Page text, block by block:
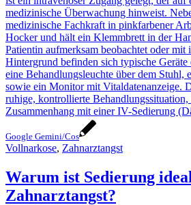
Google Gemini/Cos
Vollnarkose, Zahnarztangst
Warum ist Sedierung
Zahnarztangst?